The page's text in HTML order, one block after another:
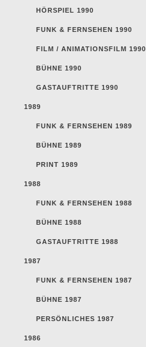
HÖRSPIEL 1990
FUNK & FERNSEHEN 1990
FILM / ANIMATIONSFILM 1990
BÜHNE 1990
GASTAUFTRITTE 1990
1989
FUNK & FERNSEHEN 1989
BÜHNE 1989
PRINT 1989
1988
FUNK & FERNSEHEN 1988
BÜHNE 1988
GASTAUFTRITTE 1988
1987
FUNK & FERNSEHEN 1987
BÜHNE 1987
PERSÖNLICHES 1987
1986